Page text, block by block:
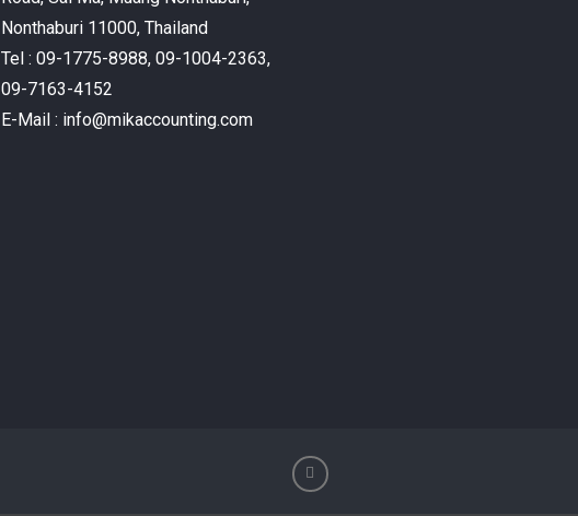
Nonthaburi 11000, Thailand
Tel : 09-1775-8988, 09-1004-2363,
09-7163-4152
E-Mail : info@mikaccounting.com